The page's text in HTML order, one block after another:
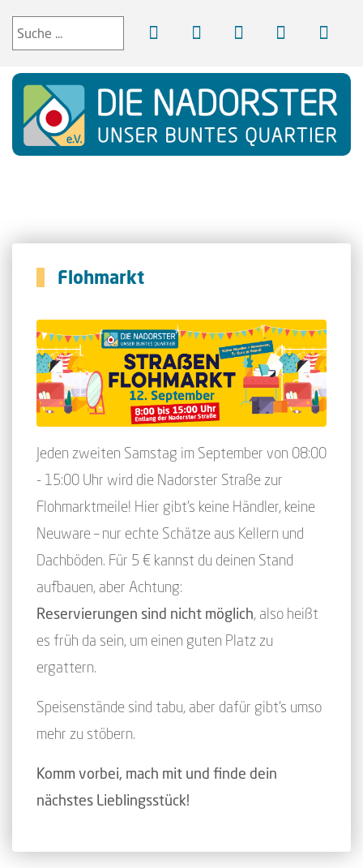
Flohmarkt
Jeden zweiten Samstag im September von 08:00
- 15:00 Uhr wird die Nadorster Straße zur
Flohmarktmeile! Hier gibt's keine Händler, keine
Neuware – nur echte Schätze aus Kellern und
Dachböden. Für 5 € kannst du deinen Stand
aufbauen, aber Achtung:
Reservierungen sind nicht möglich, also heißt
es früh da sein, um einen guten Platz zu
ergattern.
Speisenstände sind tabu, aber dafür gibt’s umso
mehr zu stöbern.
Komm vorbei, mach mit und finde dein
nächstes Lieblingsstück!